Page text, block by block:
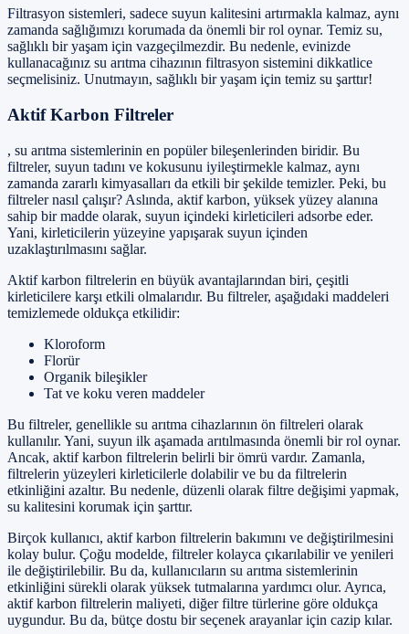
Filtrasyon sistemleri, sadece suyun kalitesini artırmakla kalmaz, aynı
zamanda sağlığımızı korumada da önemli bir rol oynar. Temiz su,
sağlıklı bir yaşam için vazgeçilmezdir. Bu nedenle, evinizde
kullanacağınız su arıtma cihazının filtrasyon sistemini dikkatlice
seçmelisiniz. Unutmayın, sağlıklı bir yaşam için temiz su şarttır!
Aktif Karbon Filtreler
, su arıtma sistemlerinin en popüler bileşenlerinden biridir. Bu
filtreler, suyun tadını ve kokusunu iyileştirmekle kalmaz, aynı
zamanda zararlı kimyasalları da etkili bir şekilde temizler. Peki, bu
filtreler nasıl çalışır? Aslında, aktif karbon, yüksek yüzey alanına
sahip bir madde olarak, suyun içindeki kirleticileri adsorbe eder.
Yani, kirleticilerin yüzeyine yapışarak suyun içinden
uzaklaştırılmasını sağlar.
Aktif karbon filtrelerin en büyük avantajlarından biri, çeşitli
kirleticilere karşı etkili olmalarıdır. Bu filtreler, aşağıdaki maddeleri
temizlemede oldukça etkilidir:
Kloroform
Florür
Organik bileşikler
Tat ve koku veren maddeler
Bu filtreler, genellikle su arıtma cihazlarının ön filtreleri olarak
kullanılır. Yani, suyun ilk aşamada arıtılmasında önemli bir rol oynar.
Ancak, aktif karbon filtrelerin belirli bir ömrü vardır. Zamanla,
filtrelerin yüzeyleri kirleticilerle dolabilir ve bu da filtrelerin
etkinliğini azaltır. Bu nedenle, düzenli olarak filtre değişimi yapmak,
su kalitesini korumak için şarttır.
Birçok kullanıcı, aktif karbon filtrelerin bakımını ve değiştirilmesini
kolay bulur. Çoğu modelde, filtreler kolayca çıkarılabilir ve yenileri
ile değiştirilebilir. Bu da, kullanıcıların su arıtma sistemlerinin
etkinliğini sürekli olarak yüksek tutmalarına yardımcı olur. Ayrıca,
aktif karbon filtrelerin maliyeti, diğer filtre türlerine göre oldukça
uygundur. Bu da, bütçe dostu bir seçenek arayanlar için cazip kılar.